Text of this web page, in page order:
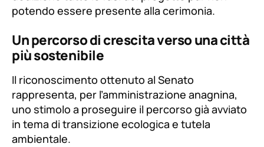
potendo essere presente alla cerimonia.
Un percorso di crescita verso una città
più sostenibile
Il riconoscimento ottenuto al Senato
rappresenta, per l’amministrazione anagnina,
uno stimolo a proseguire il percorso già avviato
in tema di transizione ecologica e tutela
ambientale.